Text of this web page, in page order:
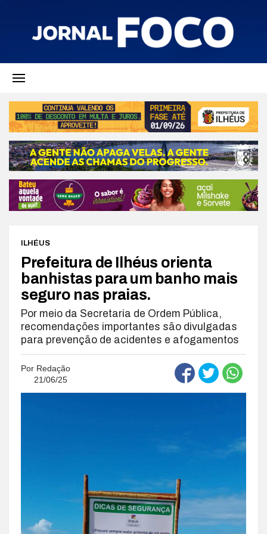
ILHÉUS
Prefeitura de Ilhéus orienta
banhistas para um banho mais
seguro nas praias.
Por meio da Secretaria de Ordem Pública,
recomendações importantes são divulgadas
para prevenção de acidentes e afogamentos
Por Redação
21/06/25